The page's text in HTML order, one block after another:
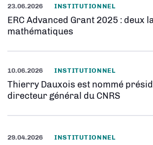
23.06.2026 INSTITUTIONNEL
ERC Advanced Grant 2025 : deux
mathématiques
10.06.2026 INSTITUTIONNEL
Thierry Dauxois est nommé
directeur général du CNRS
29.04.2026 INSTITUTIONNEL